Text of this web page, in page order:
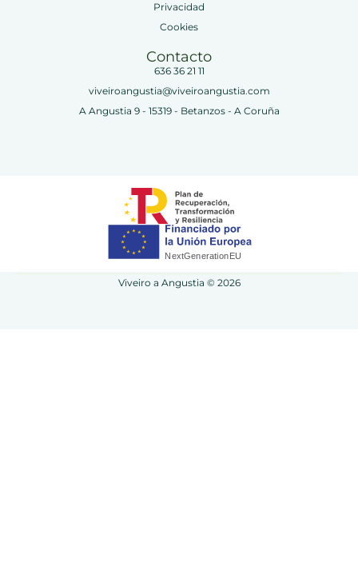
Privacidad
Cookies
Contacto
636 36 21 11
viveiroangustia@viveiroangustia.com
A Angustia 9 - 15319 - Betanzos - A Coruña
Viveiro a Angustia © 2026